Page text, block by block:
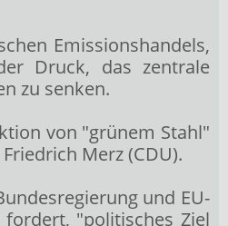
Emissionshandels,
Druck, das zentrale
zu senken.
von "grünem Stahl"
Merz (CDU).
und EU-
"politisches Ziel